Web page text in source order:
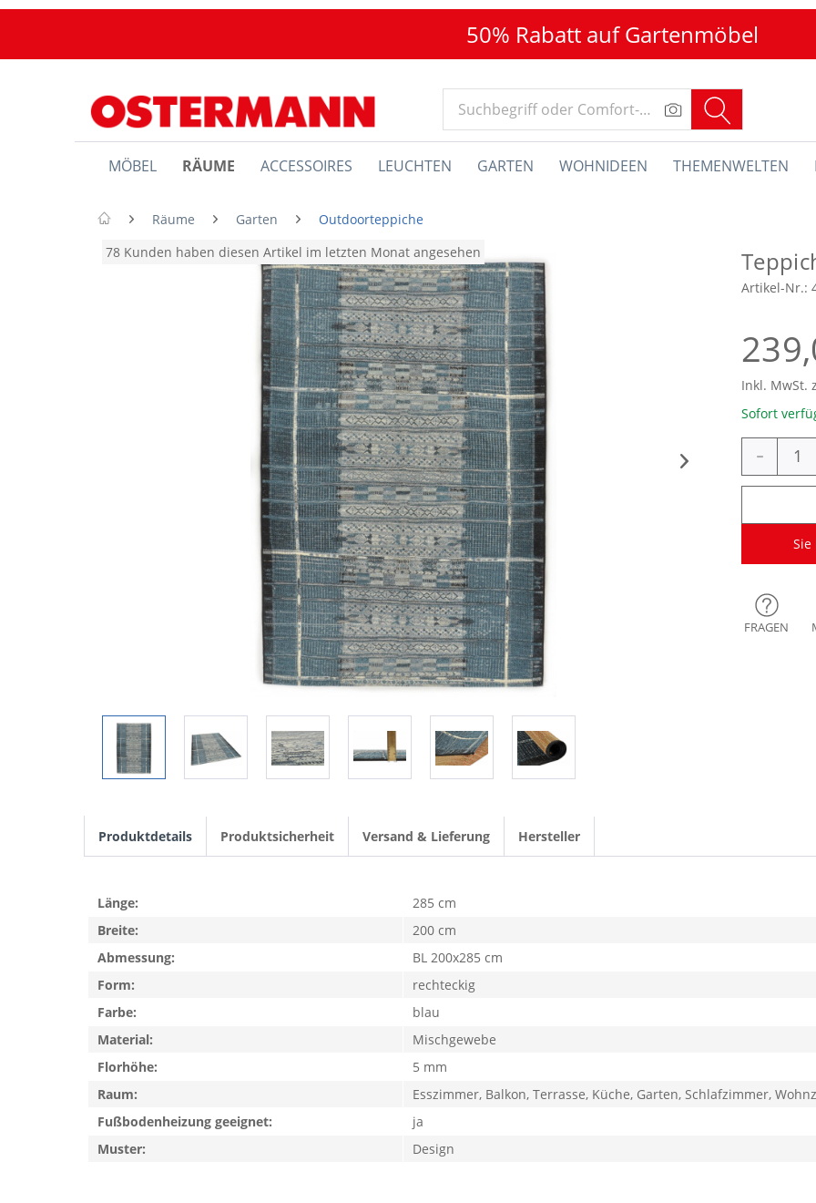
50% Rabatt auf Gartenmöbel
MÖBEL RÄUME ACCESSOIRES LEUCHTEN GARTEN WOHNIDEEN THEMENWELTEN
Räume Garten
Outdoorteppiche
78 Kunden haben diesen Artikel im letzten Monat angesehen
Artikel-Nr.:
Inkl. MwSt.
Sofort
-
Sie
FRAGEN
Produktdetails Produktsicherheit Versand & Lieferung Hersteller
Länge:
285 cm
Breite:
200 cm
Abmessung:
BL 200x285 cm
Form:
rechteckig
Farbe:
blau
Material:
Mischgewebe
Florhöhe:
5 mm
Raum:
Esszimmer, Balkon, Terrasse, Küche, Garten, Schlafzimmer,
Fußbodenheizung geeignet:
ja
Muster:
Design